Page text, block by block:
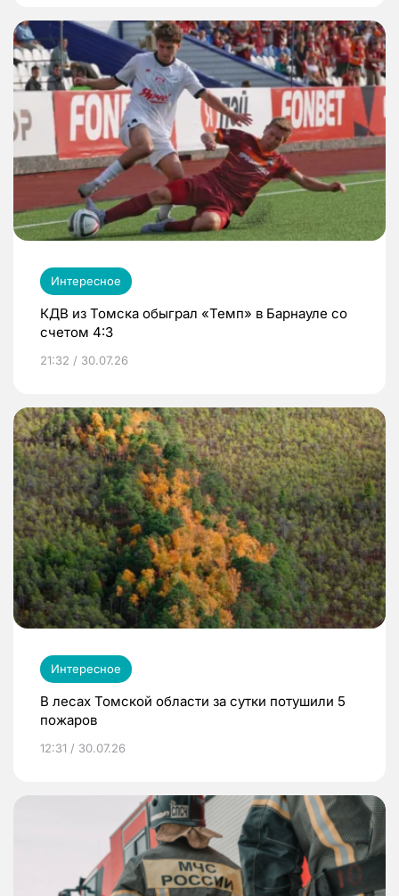
Интересное
КДВ из Томска обыграл «Темп» в Барнауле со
счетом 4:3
21:32 / 30.07.26
Интересное
В лесах Томской области за сутки потушили 5
пожаров
12:31 / 30.07.26